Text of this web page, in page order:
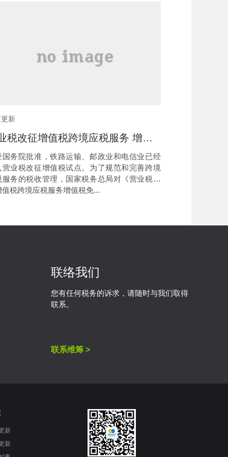
新
营业税改征增值税跨境应税服务 增值税免税管理办法（试行）
务院批准，铁路运输、邮政业和电信业已经
营业税改征增值税试点。为了规范和完善跨境
服务的税收管理，国家税务总局对《营业税改
值税跨境应税服务增值税免...
联络我们
您有任何税务的诉求，请随时与我们取得
联系。
联系维筹 >
新
新